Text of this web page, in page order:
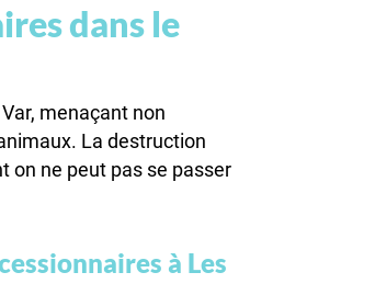
dans le
menaçant non
La destruction
on ne peut pas se passer
à Les